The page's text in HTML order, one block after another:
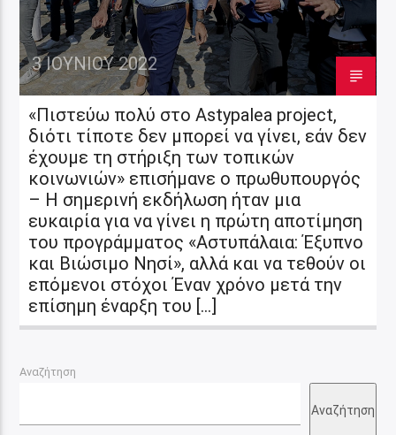
3 ΙΟΥΝΊΟΥ 2022
«Πιστεύω πολύ στο Astypalea project,
διότι τίποτε δεν μπορεί να γίνει, εάν δεν
έχουμε τη στήριξη των τοπικών
κοινωνιών» επισήμανε ο πρωθυπουργός
– Η σημερινή εκδήλωση ήταν μια
ευκαιρία για να γίνει η πρώτη αποτίμηση
του προγράμματος «Αστυπάλαια: Έξυπνο
και Βιώσιμο Νησί», αλλά και να τεθούν οι
επόμενοι στόχοι Έναν χρόνο μετά την
επίσημη έναρξη του […]
Αναζήτηση
Αναζήτηση